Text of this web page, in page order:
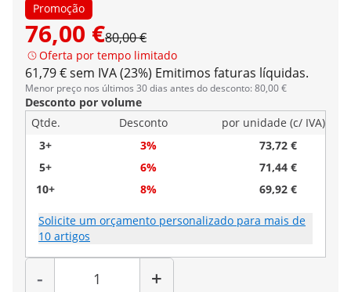
Promoção
76,00 €80,00 €
Oferta por tempo limitado
61,79 € sem IVA (23%) Emitimos faturas líquidas.
Menor preço nos últimos 30 dias antes do desconto: 80,00 €
Desconto por volume
Qtde.
Desconto
por unidade (c/ IVA)
3+
3%
73,72 €
5+
6%
71,44 €
10+
8% 69,92 €
Solicite um orçamento personalizado para mais de
10 artigos
-
Quantidade
+